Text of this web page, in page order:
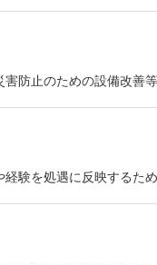
害防止のための設備改善
ドリー補助金」
経験を処遇に反映するた
せんか？